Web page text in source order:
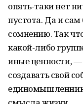
опять-таки нет
пустота. Да и
сомнению. Так
какой-либо
иные ценности,
создавать свой